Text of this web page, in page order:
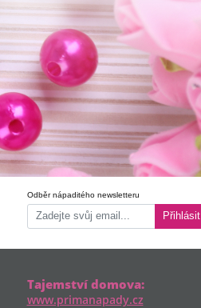
Odběr nápaditého newsletteru
Přihlásit
Tajemství domova:
www.primanapady.cz